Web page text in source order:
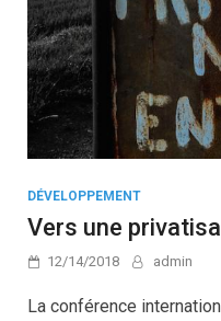
DÉVELOPPEMENT
Vers une
12/14/2018 admin
La conférence